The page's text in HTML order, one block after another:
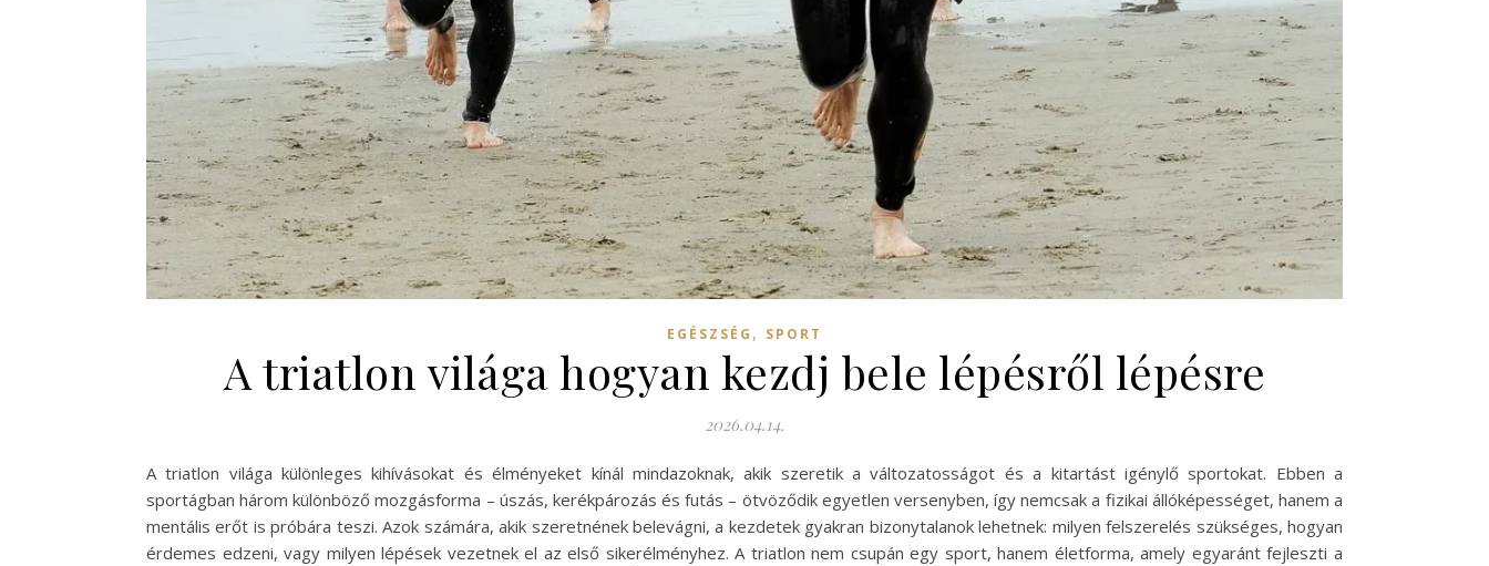
EGÉSZSÉG , SPORT
A triatlon világa hogyan kezdj bele lépésről lépésre
2026.04.14.
A triatlon világa különleges kihívásokat és élményeket kínál mindazoknak, akik szeretik a változatosságot és a kitartást igénylő sportokat. Ebben a
sportágban három különböző mozgásforma – úszás, kerékpározás és futás – ötvöződik egyetlen versenyben, így nemcsak a fizikai állóképességet, hanem a
mentális erőt is próbára teszi. Azok számára, akik szeretnének belevágni, a kezdetek gyakran bizonytalanok lehetnek: milyen felszerelés szükséges, hogyan
érdemes edzeni, vagy milyen lépések vezetnek el az első sikerélményhez. A triatlon nem csupán egy sport, hanem életforma, amely egyaránt fejleszti a